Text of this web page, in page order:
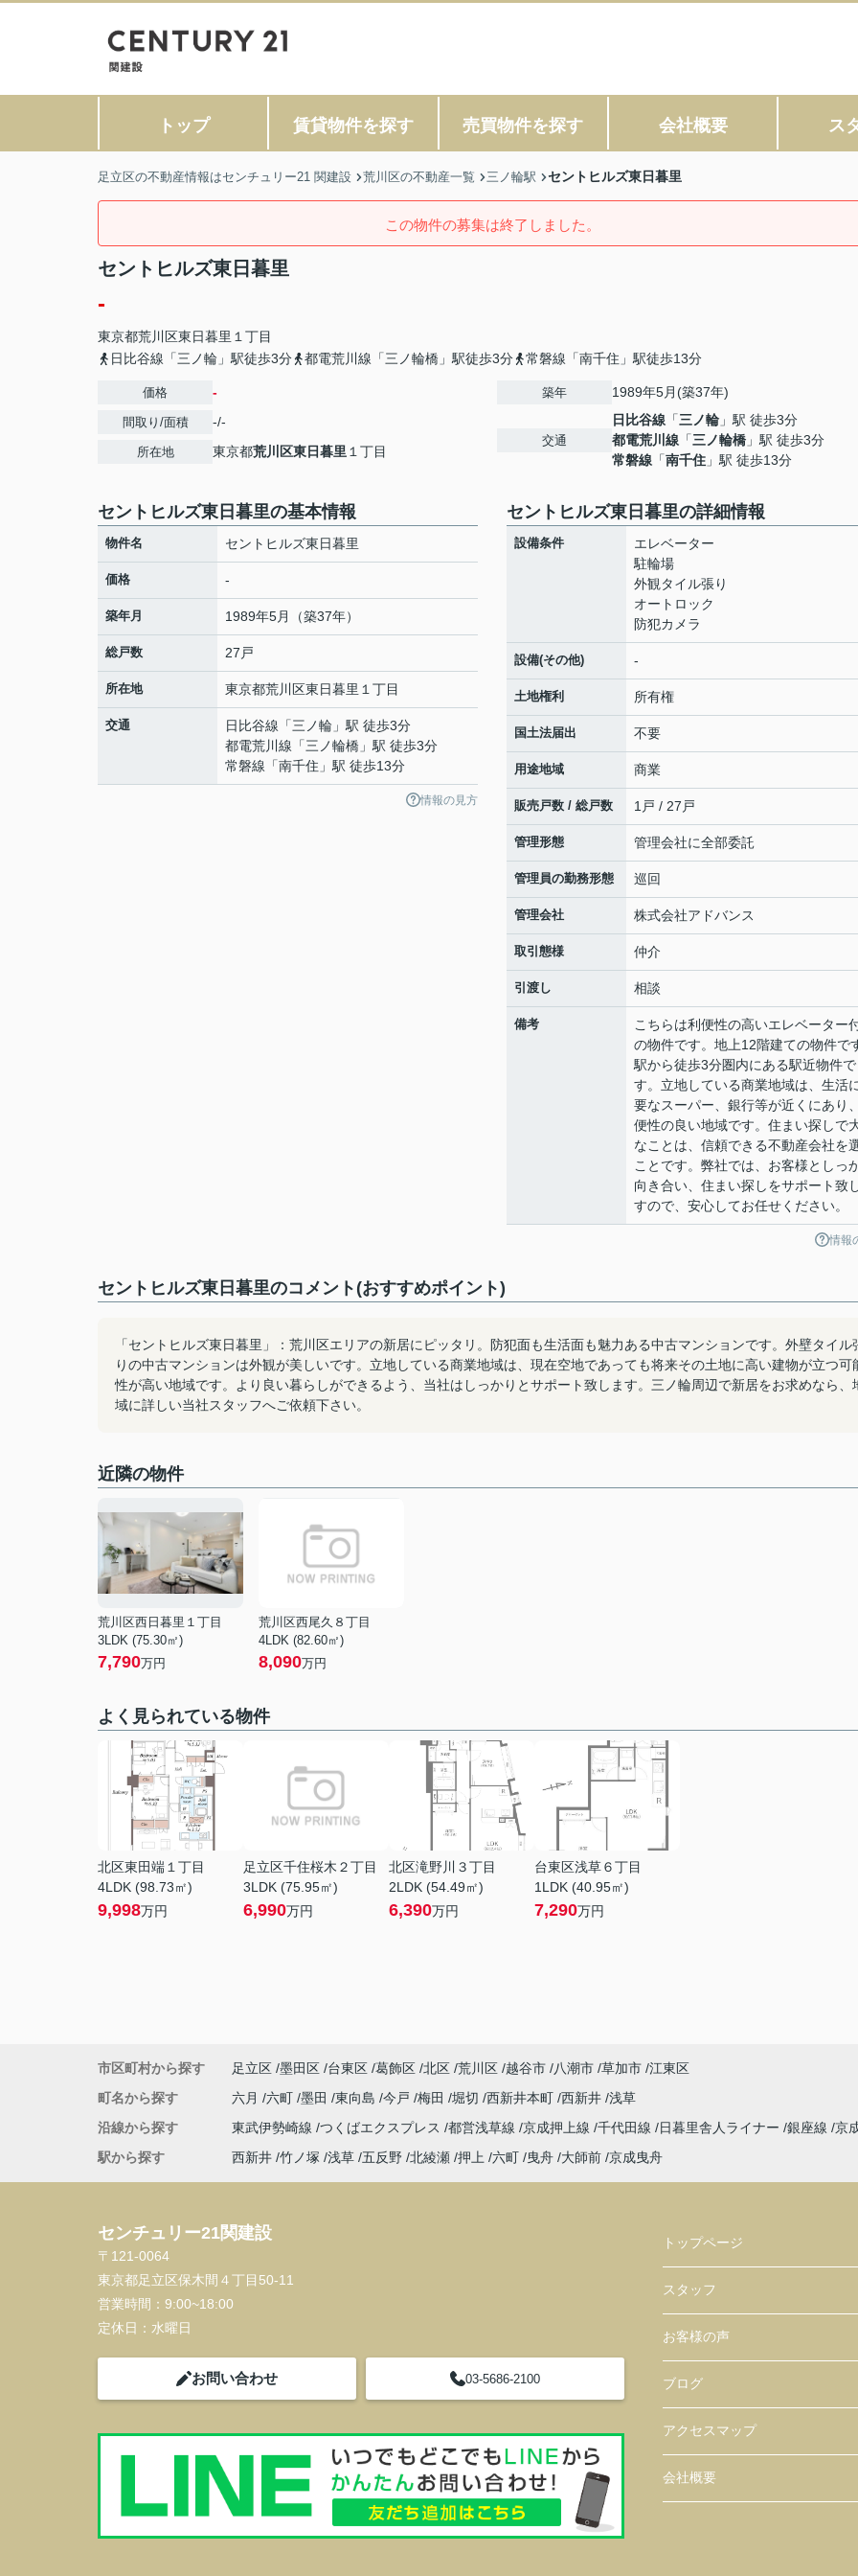
トップ 賃貸物件を探す 売買物件を探す 会社概要 ス
足立区の不動産情報はセンチュリー21 関建設 荒川区の不動産一覧 三ノ輪駅 セントヒルズ東日暮里
この物件の募集は終了しました。
セントヒルズ東日暮里
-
東京都荒川区東日暮里 １丁目
日比谷線「三ノ輪」駅徒歩3分
都電荒川線「三ノ輪橋」駅徒歩3分 常磐線「南千住」駅徒歩13分
価格 -
間取り/面積 -/-
所在地 東京都荒川区東日暮里 １丁目
築年 1989年5月(築37年)
交通
日比谷線 「三ノ輪 」駅 徒歩3分
都電荒川線 「三ノ輪橋 」駅 徒歩3分
常磐線 「南千住 」駅 徒歩13分
セントヒルズ東日暮里の基本情報
物件名 セントヒルズ東日暮里
価格 -
築年月 1989年5月（築37年）
総戸数 27戸
所在地 東京都荒川区東日暮里 １丁目
交通 日比谷線 「三ノ輪 」駅 徒歩3分
都電荒川線 「三ノ輪橋 」駅 徒歩3分
常磐線 「南千住 」駅 徒歩13分
情報の見方
セントヒルズ東日暮里の詳細情報
設備条件
エレベーター
駐輪場
外観タイル張り
オートロック
防犯カメラ
設備(その他) -
土地権利 所有権
国土法届出 不要
用途地域 商業
販売戸数 / 総戸数 1戸 / 27戸
管理形態 管理会社に全部委託
管理員の勤務形態 巡回
管理会社 株式会社アドバンス
取引態様 仲介
引渡し 相談
備考
こちらは利便性の高いエレベーター
の物件です。地上12階建ての物件で
駅から徒歩3分圏内にある駅近物件で
す。立地している商業地域は、生活
要なスーパー、銀行等が近くにあり
便性の良い地域です。住まい探しで
なことは、信頼できる不動産会社を
ことです。弊社では、お客様としっ
向き合い、住まい探しをサポート致
すので、安心してお任せください。
情報
セントヒルズ東日暮里のコメント(おすすめポイント)
「セントヒルズ東日暮里」：荒川区エリアの新居にピッタリ。防犯面も生活面も魅力ある中古マンションです。外壁タイル
りの中古マンションは外観が美しいです。立地している商業地域は、現在空地であっても将来その土地に高い建物が立つ可
性が高い地域です。より良い暮らしができるよう、当社はしっかりとサポート致します。三ノ輪周辺で新居をお求めなら、
域に詳しい当社スタッフへご依頼下さい。
近隣の物件
荒川区西日暮里１丁目
3LDK (75.30㎡)
7,790万円
荒川区西尾久８丁目
4LDK (82.60㎡)
8,090万円
よく見られている物件
北区東田端１丁目
4LDK (98.73㎡)
9,998万円
足立区千住桜木２丁目
3LDK (75.95㎡)
6,990万円
北区滝野川３丁目
2LDK (54.49㎡)
6,390万円
台東区浅草６丁目
1LDK (40.95㎡)
7,290万円
市区町村から探す 足立区 墨田区 台東区 葛飾区 北区 荒川区 越谷市 八潮市 草加市 江東区
町名から探す
六月 六町 墨田 東向島 今戸 梅田 堀切 西新井本町 西新井 浅草
沿線から探す
東武伊勢崎線 つくばエクスプレス 都営浅草線 京成押上線 千代田線 日暮里舎人ライナー 銀座線 京
駅から探す
西新井 竹ノ塚 浅草 五反野 北綾瀬 押上 六町 曳舟 大師前 京成曳舟
センチュリー21関建設
〒121-0064
東京都足立区保木間４丁目50-11
営業時間： 9:00~18:00
定休日： 水曜日
お問い合わせ 03-5686-2100
トップページ
スタッフ
お客様の声
ブログ
アクセスマップ
会社概要